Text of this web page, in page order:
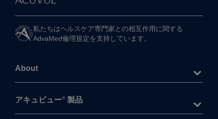
私たちは​ヘルスケア専門家との​相互作用に​関する​
AdvaMed倫理規定を​支持しています。
About
アキュビュー® 製品